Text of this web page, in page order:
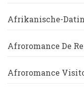
Afrikanische-
Afroromance De
Afroromance